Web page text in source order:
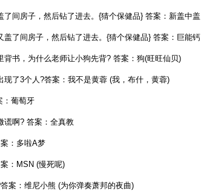
间房子，然后钻了进去。{猜个保健品} 答案：新盖中盖
了间房子，然后钻了进去。{猜个保健品} 答案：巨能钙
书，为什么老师让小狗先背? 答案：狗(旺旺仙贝)
了3个人?答案：我不是黄蓉 (我，布什，黄蓉)
葡萄牙
啊? 答案：全真教
：多啦A梦
：MSN (慢死呢)
：维尼小熊 (为你弹奏萧邦的夜曲)